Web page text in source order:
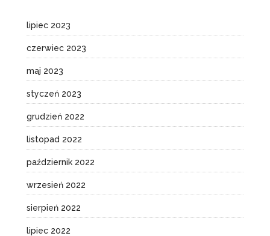
lipiec 2023
czerwiec 2023
maj 2023
styczeń 2023
grudzień 2022
listopad 2022
październik 2022
wrzesień 2022
sierpień 2022
lipiec 2022